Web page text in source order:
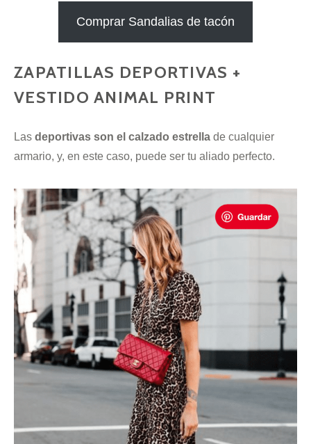
Comprar Sandalias de tacón
ZAPATILLAS DEPORTIVAS +
VESTIDO ANIMAL PRINT
Las deportivas son el calzado estrella de cualquier
armario, y, en este caso, puede ser tu aliado perfecto.